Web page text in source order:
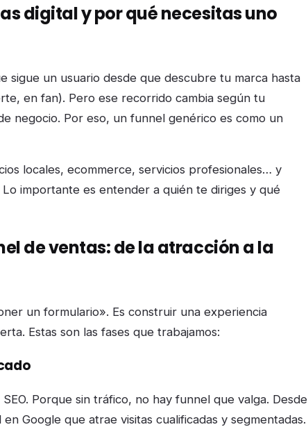
digital y por qué necesitas uno
sigue un usuario desde que descubre tu marca hasta
en fan). Pero ese recorrido cambia según tu
negocio. Por eso, un funnel genérico es como un
locales, ecommerce, servicios profesionales… y
importante es entender a quién te diriges y qué
de ventas: de la atracción a la
un formulario». Es construir una experiencia
Estas son las fases que trabajamos:
Porque sin tráfico, no hay funnel que valga. Desde
Google que atrae visitas cualificadas y segmentadas.